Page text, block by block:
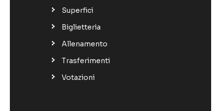
Superfici
Biglietteria
Allenamento
Trasferimenti
Votazioni